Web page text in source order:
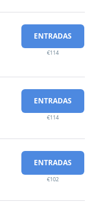
ENTRADAS
€114
ENTRADAS
€114
ENTRADAS
€102